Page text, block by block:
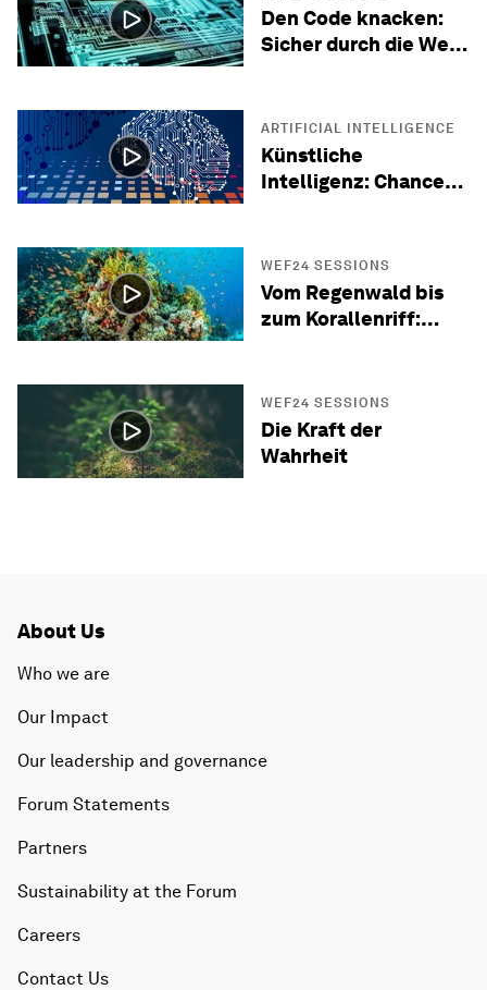
Den Code knacken:
Sicher durch die Welt
ARTIFICIAL INTELLIGENCE
Künstliche
Intelligenz: Chancen
WEF24 SESSIONS
Vom Regenwald bis
zum Korallenriff:
WEF24 SESSIONS
Die Kraft der
Wahrheit
About Us
Who we are
Our Impact
Our leadership and governance
Forum Statements
Partners
Sustainability at the Forum
Careers
Contact Us